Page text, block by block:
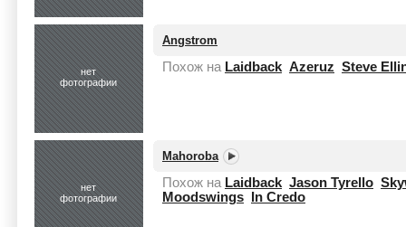
нет
фотографии
Angstrom
Похож на Laidback Azeruz Steve
нет
фотографии
Mahoroba
Похож на Laidback Jason Tyrello
Moodswings
In Credo